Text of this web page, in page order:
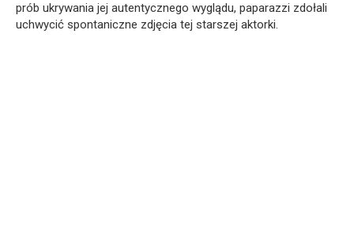
prób ukrywania jej autentycznego wyglądu, paparazzi zdołali
uchwycić spontaniczne zdjęcia tej starszej aktorki.